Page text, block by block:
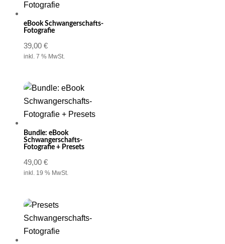
eBook Schwangerschafts-
Fotografie
39,00€
inkl. 7 % MwSt.
Bundle: eBook
Schwangerschafts-
Fotografie + Presets
49,00€
inkl. 19 % MwSt.